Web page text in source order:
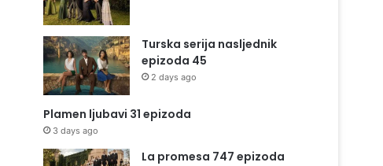
Turska serija nasljednik
epizoda 45
2 days ago
Plamen ljubavi 31 epizoda
3 days ago
La promesa 747 epizoda